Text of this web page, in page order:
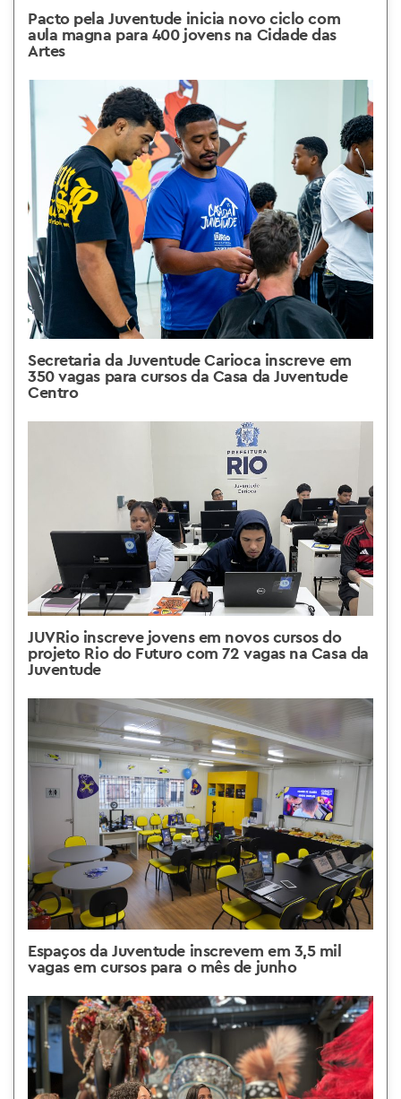
Pacto pela Juventude inicia novo ciclo com
aula magna para 400 jovens na Cidade das
Artes
Secretaria da Juventude Carioca inscreve em
350 vagas para cursos da Casa da Juventude
Centro
JUVRio inscreve jovens em novos cursos do
projeto Rio do Futuro com 72 vagas na Casa da
Juventude
Espaços da Juventude inscrevem em 3,5 mil
vagas em cursos para o mês de junho